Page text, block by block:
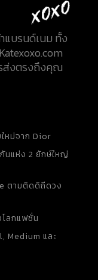
แบรนด์เนม ทั้ง
ส่งตรงถึงคุณ
หม่จาก Dior
แห่ง 2 ยักษ์ใหญ่
ตามติดดิถีดวง
โลกแฟชั่น
Medium และ